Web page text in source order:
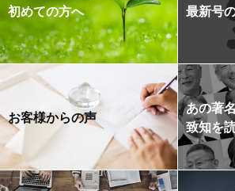
初めての方へ 最新号
お客様からの声
あの著
致知を